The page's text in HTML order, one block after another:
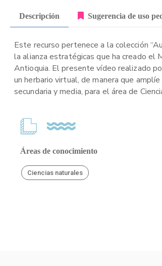
Descripción Sugerencia de uso
Este recurso pertenece a la colección
la alianza estratégicas que ha creado el
Antioquia. El presente vídeo realizado
un herbario virtual, de manera que
secundaria y media, para el área de
Áreas de conocimiento
Ciencias naturales